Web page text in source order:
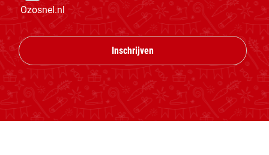
Ozosnel.nl
Inschrijven